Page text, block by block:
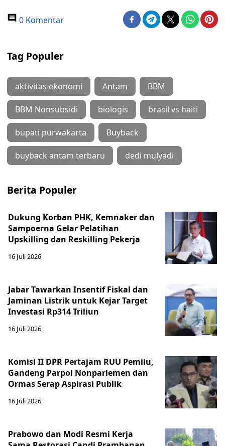
0 Komentar
Tag Populer
aktivitas ekonomi Antam BBM
BBM Nonsubsidi biologis brasil vs haiti
bupati purwakarta Buyback
buyback antam terbaru dedi mulyadi
Berita Populer
Dukung Korban PHK, Kemnaker dan
Sampoerna Gelar Pelatihan
Upskilling dan Reskilling Pekerja
16 Juli 2026
Jabar Tawarkan Insentif Fiskal dan
Jaminan Listrik untuk Kejar Target
Investasi Rp314 Triliun
16 Juli 2026
Komisi II DPR Pertajam RUU Pemilu,
Gandeng Parpol Nonparlemen dan
Ormas Serap Aspirasi Publik
16 Juli 2026
Prabowo dan Modi Resmi Kerja